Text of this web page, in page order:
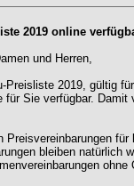
2019 online
und Herren,
Preisliste 2019, gültig
für Sie verfügbar.
Preisvereinbarungen
bleiben natürlich